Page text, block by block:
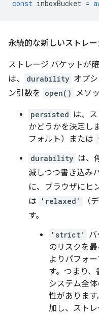
const inboxBucket =
永続的な新しいストレ
ストレージ バケットが
は、
durability オプ
ン引数を open() メソ
persisted は、
かどうかを決定し
フォルト）または
durability は、
減しつつ書き込み
に、ブラウザにヒ
は
'relaxed' （
す。
'strict'
のリスクを
よりパフォ
す。つまり、
システム全
性がありま
加し、スト